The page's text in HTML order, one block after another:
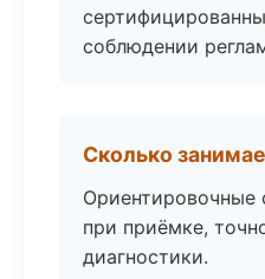
соблюдении
Сколько
при приёмке,
диагностики.